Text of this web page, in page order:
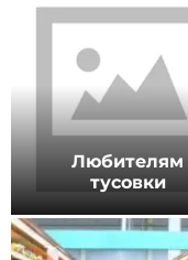
Любителям
тусовки